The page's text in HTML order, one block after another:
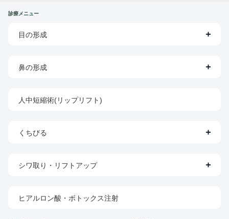
診療メニュー
目の形成
鼻の形成
人中短縮術(リップリフト)
くちびる
シワ取り・リフトアップ
ヒアルロン酸・ボトックス注射